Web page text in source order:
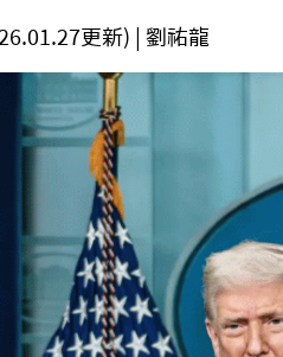
更新) | 劉祐龍